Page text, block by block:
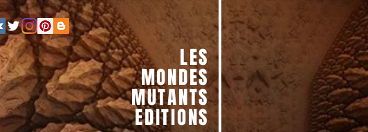
LES
MONDES
MUTANTS
EDITIONS